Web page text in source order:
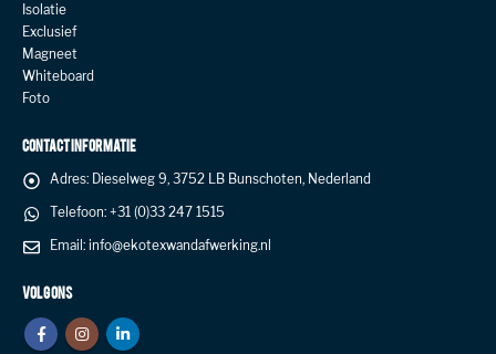
Isolatie
Exclusief
Magneet
Whiteboard
Foto
CONTACT INFORMATIE
Adres: Dieselweg 9, 3752 LB Bunschoten, Nederland
Telefoon: +31 (0)33 247 1515
Email: info@ekotexwandafwerking.nl
VOLG ONS